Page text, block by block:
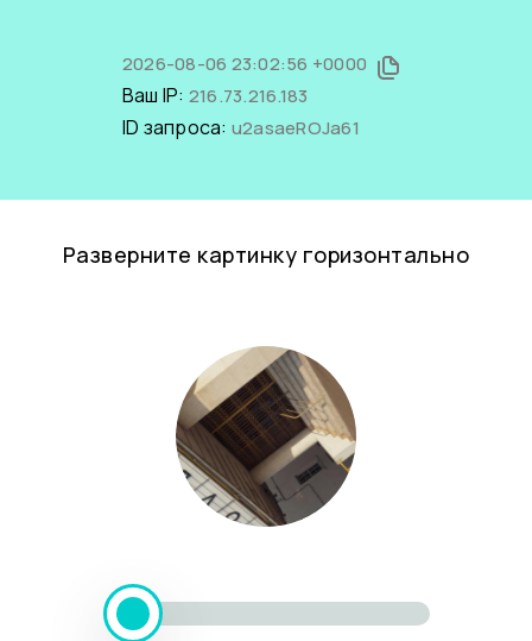
2026-08-06 23:02:56 +0000
Ваш IP: 216.73.216.183
ID запроса: u2asaeROJa61
Разверните картинку горизонтально